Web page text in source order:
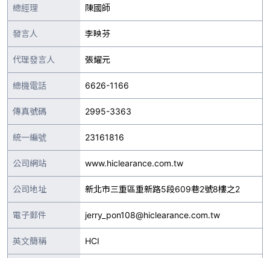
總經理 陳國師
發言人 李映芬
代理發言人 張耀元
總機電話 6626-1166
傳真號碼 2995-3363
統一編號 23161816
公司網站 www.hiclearance.com.tw
公司地址 新北市三重區重新路5段609巷2號8樓之2
電子郵件 jerry_pon108@hiclearance.com.tw
英文簡稱 HCI